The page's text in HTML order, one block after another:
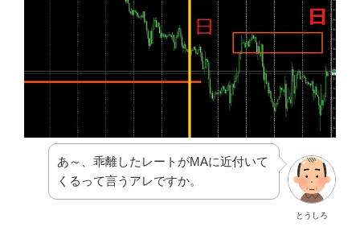
とうしろ
あ～、乖離したレートがMAに近付いて
くるって言うアレですか。